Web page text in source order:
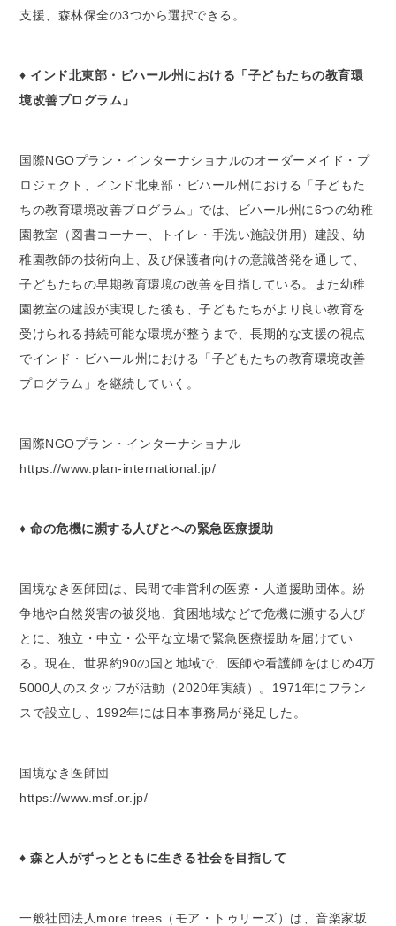
支援、森林保全の3つから選択できる。
♦ ​インド北東部・ビハール州における「子どもたちの教育環
境改善プログラム」
国際NGOプラン・インターナショナルのオーダーメイド・プ
ロジェクト、インド北東部・ビハール州における「子どもた
ちの教育環境改善プログラム」では、ビハール州に6つの幼稚
園教室（図書コーナー、トイレ・手洗い施設併用）建設、幼
稚園教師の技術向上、及び保護者向けの意識啓発を通して、
子どもたちの早期教育環境の改善を目指している。また幼稚
園教室の建設が実現した後も、子どもたちがより良い教育を
受けられる持続可能な環境が整うまで、長期的な支援の視点
でインド・ビハール州における「子どもたちの教育環境改善
プログラム」を継続していく。
国際NGOプラン・インターナショナル
https://www.plan-international.jp/
♦ 命の危機に瀕する人びとへの緊急医療援助
国境なき医師団は、民間で非営利の医療・人道援助団体。紛
争地や自然災害の被災地、貧困地域などで危機に瀕する人び
とに、独立・中立・公平な立場で緊急医療援助を届けてい
る。現在、世界約90の国と地域で、医師や看護師をはじめ4万
5000人のスタッフが活動（2020年実績）。1971年にフラン
スで設立し、1992年には日本事務局が発足した。
国境なき医師団
https://www.msf.or.jp/
♦ 森と人がずっとともに生きる社会を目指して
一般社団法人more trees（モア・トゥリーズ）は、音楽家坂